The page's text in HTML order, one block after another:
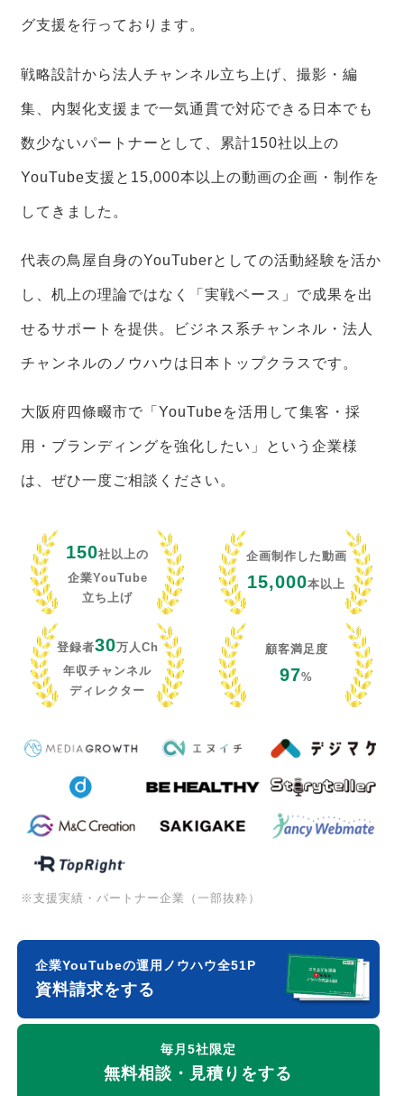
グ支援を行っております。
戦略設計から法人チャンネル立ち上げ、撮影・編
集、内製化支援まで一気通貫で対応できる日本でも
数少ないパートナーとして、累計150社以上の
YouTube支援と15,000本以上の動画の企画・制作を
してきました。
代表の鳥屋自身のYouTuberとしての活動経験を活か
し、机上の理論ではなく「実戦ベース」で成果を出
せるサポートを提供。ビジネス系チャンネル・法人
チャンネルのノウハウは日本トップクラスです。
大阪府四條畷市で「YouTubeを活用して集客・採
用・ブランディングを強化したい」という企業様
は、ぜひ一度ご相談ください。
150社以上の
企業YouTube
立ち上げ
企画制作した動画
15,000本以上
登録者30万人Ch
年収チャンネル
ディレクター
顧客満足度
97%
※支援実績・パートナー企業（一部抜粋）
企業YouTubeの運用ノウハウ全51P
資料請求をする
毎月5社限定
無料相談・見積りをする